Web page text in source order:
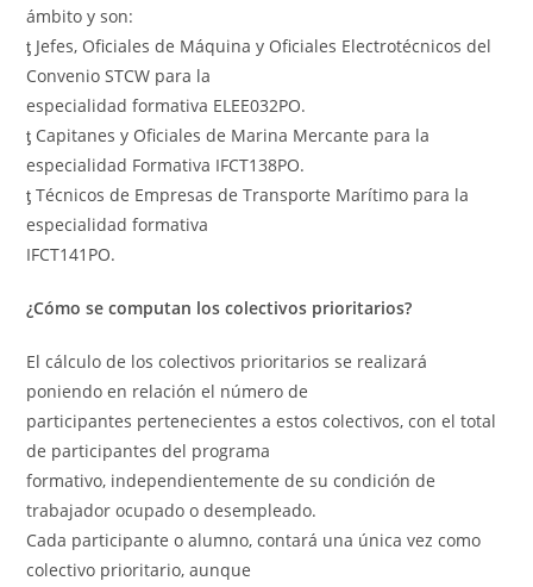
ámbito y son:
ƫ Jefes, Oficiales de Máquina y Oficiales Electrotécnicos del
Convenio STCW para la
especialidad formativa ELEE032PO.
ƫ Capitanes y Oficiales de Marina Mercante para la
especialidad Formativa IFCT138PO.
ƫ Técnicos de Empresas de Transporte Marítimo para la
especialidad formativa
IFCT141PO.
¿Cómo se computan los colectivos prioritarios?
El cálculo de los colectivos prioritarios se realizará
poniendo en relación el número de
participantes pertenecientes a estos colectivos, con el total
de participantes del programa
formativo, independientemente de su condición de
trabajador ocupado o desempleado.
Cada participante o alumno, contará una única vez como
colectivo prioritario, aunque